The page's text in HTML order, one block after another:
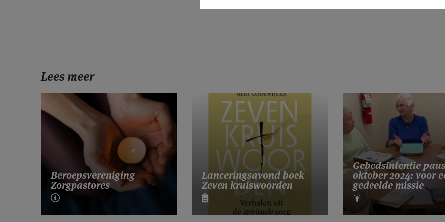
Lees meer
Beroepsvereniging
Zorgpastores
Lanceringsavond boek
Zeven kruiswoorden
Gebedsintentie paus
oktober 2024: voor
gedeelde missie